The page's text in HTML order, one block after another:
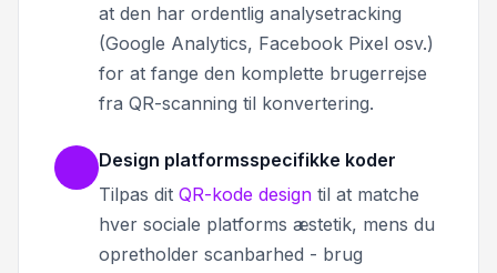
at den har ordentlig analysetracking
(Google Analytics, Facebook Pixel osv.)
for at fange den komplette brugerrejse
fra QR-scanning til konvertering.
Design platformsspecifikke koder
Tilpas dit QR-kode design til at matche
hver sociale platforms æstetik, mens du
opretholder scanbarhed - brug